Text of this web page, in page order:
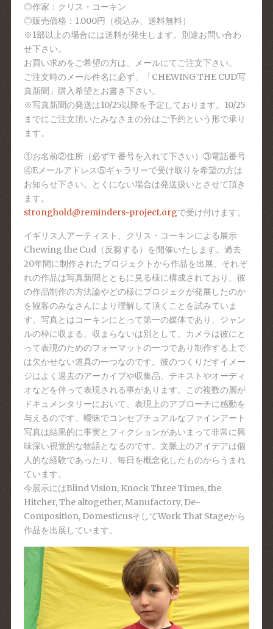
◎作家：クリス・コーキン
◎販売価格：1.000円（税込み、送料無料）
※1部以上の場合には送料が発生します。別途お問い合わ
せ下さい。
お買い求めをご希望の方は、メールにてご注文下さい。
ご注文時のメール件名に必ず、「CHEWING THE CUD写
真新聞」購入希望とお書き下さい。
※写真新聞の発送は10/25以降を予定しております。10/25
までにご注文頂いたみなさまの分はご予約という形で承り
ます。
①お名前②住所（必ず〒番号を入れて下さい）③電話番号
④Eメールアドレス⑤ギャラリーで受け取りを希望の方は
お知らせ下さい。とくにない場合は発送扱いとさせて頂き
ます。
stronghold@reminders-project.orgで受け付けます。
イギリス人アーティスト、クリス・コーキンによる展示
Chewing the Cud（反芻する）を開催いたします。過去
20年間に制作されたプロジェクトから作品を出展、それぞ
れの作品は写真新聞とともに見る様に構成されており、彼
の作品制作の方法論やどの様にプロジェクが発展したのか
を観客のみなさんにより理解して頂くことを試みていま
す。写真とはコーキンにとって第一の媒体であり、ジャン
ルの枠に収まる、収まらないは別として、カメラは彼にと
って表現のためのフォーマットの一つであり制作する上で
は欠かせない道具の一つなのです。彼のつくりだすイメー
ジはよく過去のアーカイブや収集品、テキストやオーディ
オなどを伴って表現される事があります。この複数の層が
ドキュメンタリーにおいて、表現上のアプローチに感動を
与えるのです。曖昧でコンセプチュアルなファインアート
写真は結果的に事実とフィクションがあいまって非常に興
味深い視覚的な物語となるのです。文脈上のアイデアは個
人的な経験であったり、毎日を概念化したものからうまれ
ています。
今展示にはBlind Vision, Knock Three Times, the
Hitcher, The altogether, Manufactory, De-
Composition, DomesticusそしてWork That Stageから
作品を出展しています。